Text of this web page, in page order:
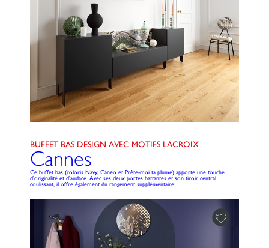
BUFFET BAS DESIGN AVEC MOTIFS LACROIX
Cannes
Ce buffet bas (coloris Navy, Caneo et Prête-moi ta plume) apporte une touche
d'originalité et d'audace. Avec ses deux portes battantes et son tiroir central
coulissant, il offre également du rangement supplémentaire.